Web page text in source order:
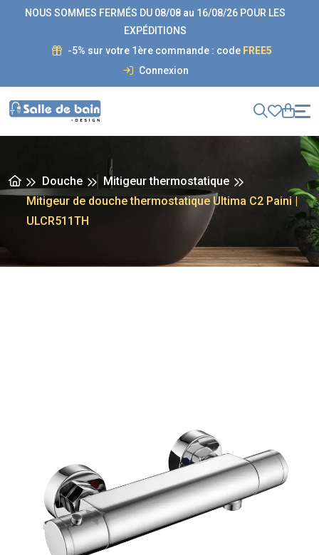
NOUS SOMMES FERMÉS DU 08/08 au 16/08/26 POUR LES
EXPÉDITIONS
-5% sur votre 1ère commande : code FREE5
Connexion
Douche
Mitigeur thermostatique
Mitigeur de douche thermostatique Ultima C2 Paini |
ULCR511TH